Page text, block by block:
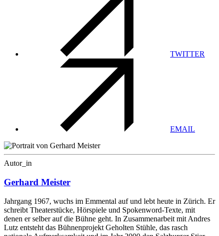
TWITTER
EMAIL
Autor_in
Gerhard Meister
Jahrgang 1967, wuchs im Emmental auf und lebt heute in Zürich. Er
schreibt Theaterstücke, Hörspiele und Spokenword-Texte, mit
denen er selber auf die Bühne geht. In Zusammenarbeit mit Andres
Lutz entsteht das Bühnenprojekt Geholten Stühle, das rasch